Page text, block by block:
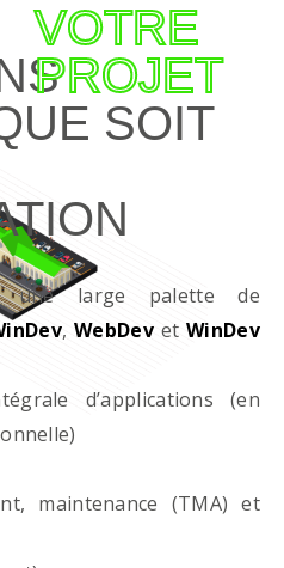
VOTRE
PROJET
SOIT
une large palette de
,WebDevet WinDev
d’applications (en
maintenance (TMA) et